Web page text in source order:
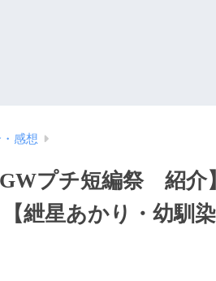
感想
プチ短編祭 紹介
紲星あかり・幼馴